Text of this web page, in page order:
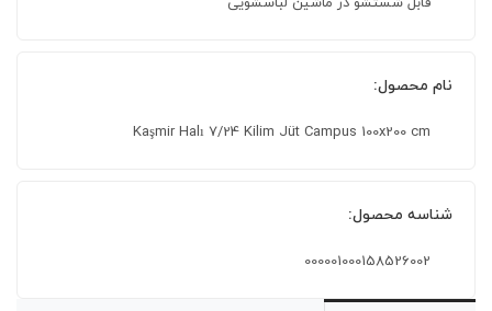
نام محصول:
Kaşmir Halı 7/24 Kilim Jüt Campus 100x200 cm
شناسه محصول:
000001000158526002